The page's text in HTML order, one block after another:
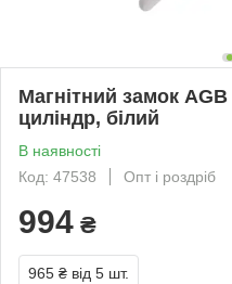
Магнітний замок
циліндр, білий
В наявності
Код: 47538
Опт і роздріб
994 ₴
965 ₴ від 5 шт.